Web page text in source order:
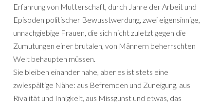
Erfahrung von Mutterschaft, durch Jahre der Arbeit und
Episoden politischer Bewusstwerdung, zwei eigensinnige,
unnachgiebige Frauen, die sich nicht zuletzt gegen die
Zumutungen einer brutalen, von Männern beherrschten
Welt behaupten müssen.
Sie bleiben einander nahe, aber es ist stets eine
zwiespältige Nähe: aus Befremden und Zuneigung, aus
Rivalität und Innigkeit, aus Missgunst und etwas, das